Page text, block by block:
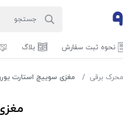
نحوه ثبت سفارش بلاگ
برقی مغزی سوییچ استارت یورو 4 پراید 1409003 اماتا
مغزی